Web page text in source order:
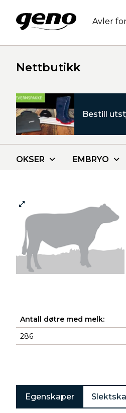
Avler
Nettbutikk
Bestill
OKSER EMBRYO
Antall døtre med melk:
286
Egenskaper